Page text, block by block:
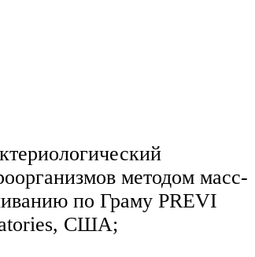
методом масс-
по Граму PREVI
США;